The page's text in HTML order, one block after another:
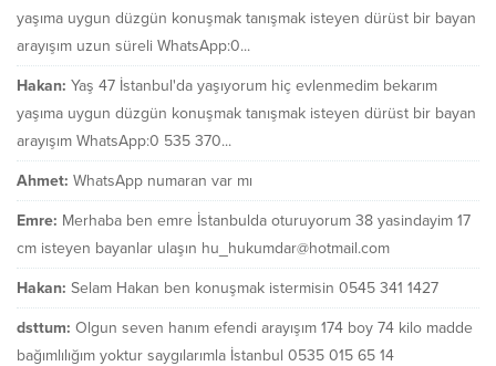
yaşıma uygun düzgün konuşmak tanışmak isteyen dürüst bir bayan
arayışım uzun süreli WhatsApp:0...
Hakan: Yaş 47 İstanbul'da yaşıyorum hiç evlenmedim bekarım
yaşıma uygun düzgün konuşmak tanışmak isteyen dürüst bir bayan
arayışım WhatsApp:0 535 370...
Ahmet: WhatsApp numaran var mı
Emre: Merhaba ben emre İstanbulda oturuyorum 38 yasindayim 17
cm isteyen bayanlar ulaşın hu_hukumdar@hotmail.com
Hakan: Selam Hakan ben konuşmak istermisin 0545 341 1427
dsttum: Olgun seven hanım efendi arayışım 174 boy 74 kilo madde
bağımlılığım yoktur saygılarımla İstanbul 0535 015 65 14